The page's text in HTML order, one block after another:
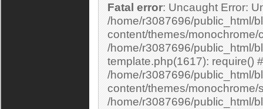
Fatal error: Uncaught Error: Undefined constant "cs_print_smilies" in
/home/r3087696/public_html/
content/themes/
/home/r3087696/public_html/
template.php(1617): require()
/home/r3087696/public_html/
content/themes/
/home/r3087696/public_html/